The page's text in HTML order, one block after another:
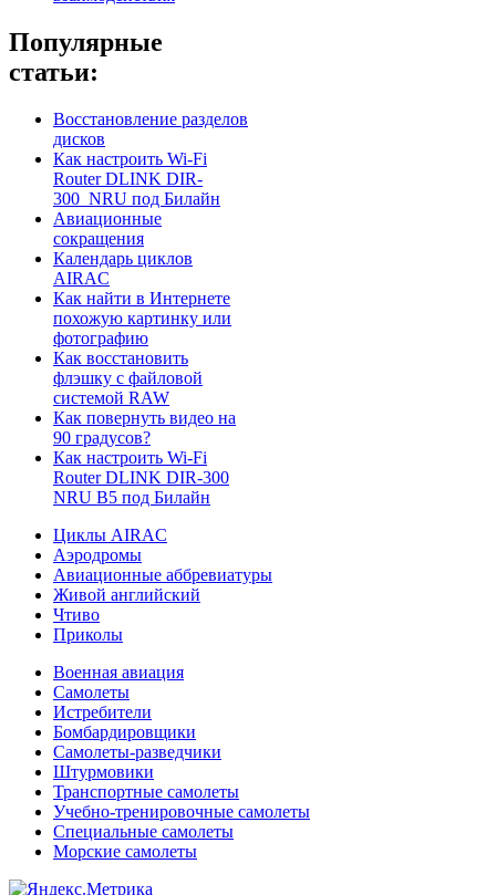
Популярные
статьи:
Восстановление разделов
дисков
Как настроить Wi-Fi
Router DLINK DIR-
300_NRU под Билайн
Авиационные
сокращения
Календарь циклов
AIRAC
Как найти в Интернете
похожую картинку или
фотографию
Как восстановить
флэшку с файловой
системой RAW
Как повернуть видео на
90 градусов?
Как настроить Wi-Fi
Router DLINK DIR-300
NRU B5 под Билайн
Циклы AIRAC
Аэродромы
Авиационные аббревиатуры
Живой английский
Чтиво
Приколы
Военная авиация
Самолеты
Истребители
Бомбардировщики
Самолеты-разведчики
Штурмовики
Транспортные самолеты
Учебно-тренировочные самолеты
Специальные самолеты
Морские самолеты